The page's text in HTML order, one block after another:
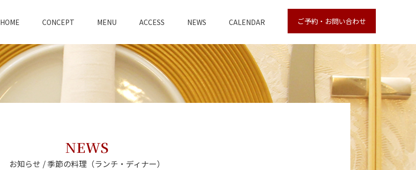
ご予約・お問い合わせ
HOME CONCEPT MENU ACCESS NEWS CALENDAR
NEWS
お知らせ / 季節の料理（ランチ・ディナー）